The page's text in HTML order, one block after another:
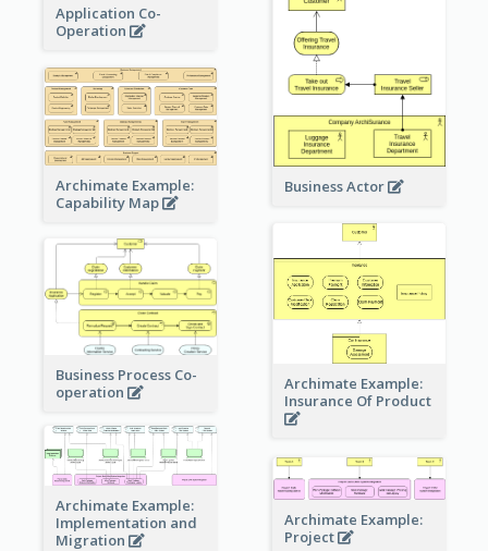
Application Co-
Operation
Business Actor
Archimate Example:
Capability Map
Archimate Example:
Insurance Of Product
Business Process Co-
operation
Archimate Example:
Implementation and
Migration
Archimate Example:
Project